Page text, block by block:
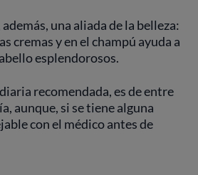
una aliada de la belleza:
cremas y en el champú ayuda a
esplendorosos.
recomendada, es de entre
aunque, si se tiene alguna
con el médico antes de